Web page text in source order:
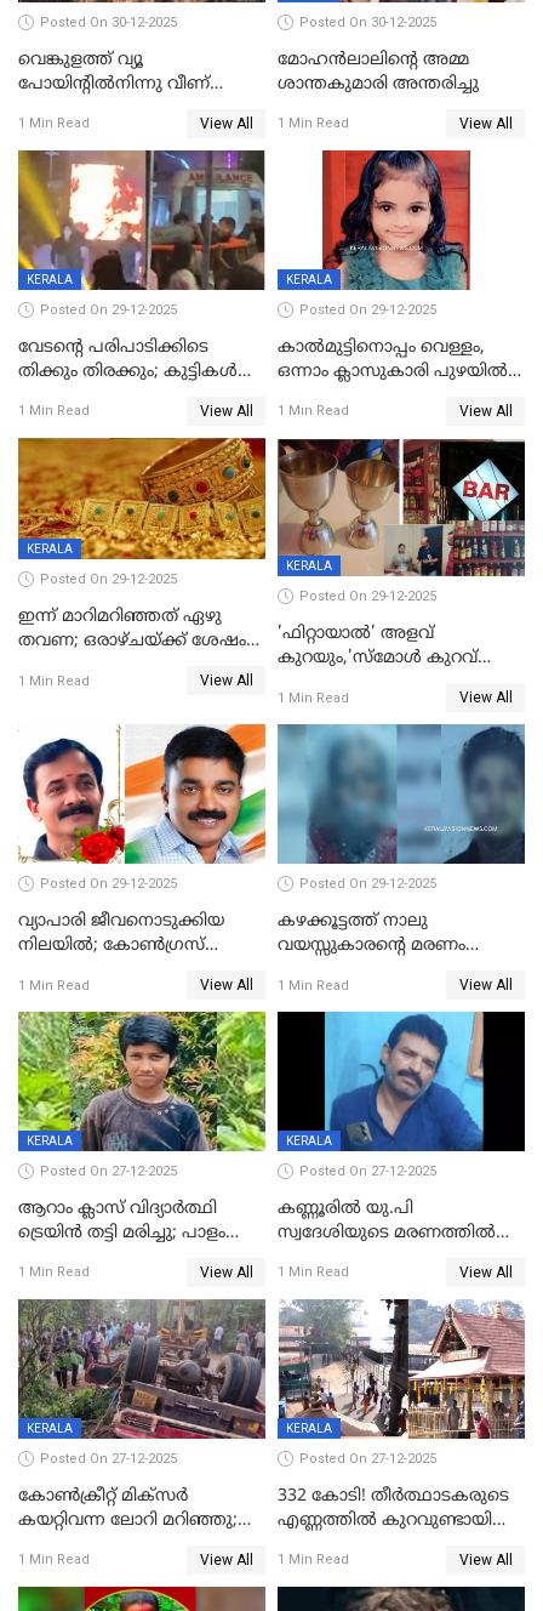
Posted On 30-12-2025
വെങ്കുളത്ത് വ്യൂ
പോയിന്റിൽനിന്നു വീണ്
1 Min Read View All
Posted On 30-12-2025
മോഹന്‍ലാലിന്‍റെ അമ്മ
ശാന്തകുമാരി അന്തരിച്ചു
1 Min Read View All
KERALA
Posted On 29-12-2025
വേടന്റെ പരിപാടിക്കിടെ
തിക്കും തിരക്കും; കുട്ടികള്‍
പരിക്ക്; പാളം മറികടന്ന
യുവാവ് ട്രെയിന്‍ തട്ടി മരിച്ചു
1 Min Read View All
KERALA
Posted On 29-12-2025
കാൽമുട്ടിനൊപ്പം വെള്ളം,
ഒന്നാം ക്ലാസുകാരി പുഴയിൽ
കുട്ടികൾക്കൊപ്പം
കളിക്കുന്നതിനിടെ
1 Min Read View All
KERALA
Posted On 29-12-2025
ഇന്ന് മാറിമറിഞ്ഞത് ഏഴു
തവണ; ഒരാഴ്ചയ്ക്ക് ശേഷം
1 Min Read View All
KERALA
Posted On 29-12-2025
'ഫിറ്റായാൽ' അളവ്
കുറയും,'സ്‌മോൾ കുറവ്
പിഴ
1 Min Read View All
Posted On 29-12-2025
വ്യാപാരി ജീവനൊടുക്കിയ
നിലയില്‍; കോണ്‍ഗ്രസ്
മാനസികപീഡനമെന്ന് കുറിപ്പ്
1 Min Read View All
Posted On 29-12-2025
കഴക്കൂട്ടത്ത് നാലു
വയസ്സുകാരന്റെ മരണം
സുഹൃത്തും പൊലീസ്
കസ്റ്റഡിയിൽ
1 Min Read View All
KERALA
Posted On 27-12-2025
ആറാം ക്ലാസ് വിദ്യാർത്ഥി
ട്രെയിൻ തട്ടി മരിച്ചു; പാളം
അപകടം മലപ്പുറത്ത്
1 Min Read View All
KERALA
Posted On 27-12-2025
കണ്ണൂരിൽ യു.പി
സ്വദേശിയുടെ മരണത്തിൽ
കേസ്; തർക്കമുണ്ടായത്
ഫേഷ്യലിന് 300 രൂപ
ആവശ്യപ്പെട്ടതിനെച്ചൊല്ലി
1 Min Read View All
KERALA
Posted On 27-12-2025
കോണ്‍ക്രീറ്റ് മിക്‌സര്‍
കയറ്റിവന്ന ലോറി മറിഞ്ഞു;
അപകടം കണ്ണൂരിൽ
1 Min Read View All
KERALA
Posted On 27-12-2025
332 കോടി! തീർത്ഥാടകരുടെ
എണ്ണത്തിൽ കുറവുണ്ടായിട്ടും
കുതിച്ചുയരുന്നു
1 Min Read View All